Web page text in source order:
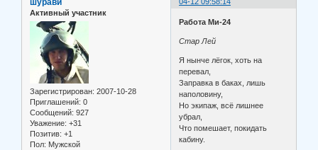
шурави
Активный участник
Зарегистрирован: 2007-10-28
Приглашений: 0
Сообщений: 927
Уважение: +31
Позитив: +1
Пол: Мужской
Работа Ми-24
Стар Лей
Я нынче лёгок, хоть на
перевал,
Заправка в баках, лишь
наполовину,
Но экипаж, всё лишнее
убрал,
Что помешает, покидать
кабину.